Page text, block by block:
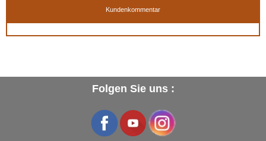
Kundenkommentar
Folgen Sie uns :